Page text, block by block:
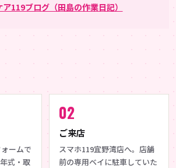
119ブログ（田島の作業日記）
ームで
式・取
ご来店
スマホ119宜野湾店へ。店舗
前の専用ベイに駐車していた